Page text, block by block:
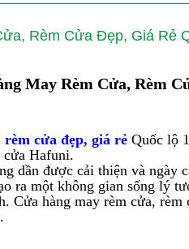
Rèm Cửa Đẹp, Giá Rẻ
May Rèm Cửa, Rèm
rèm cửa đẹp, giá rẻ Quốc lộ
cửa Hafuni.
dần được cải thiện và ngày
ra một không gian sống lý
Cửa hàng may rèm cửa,